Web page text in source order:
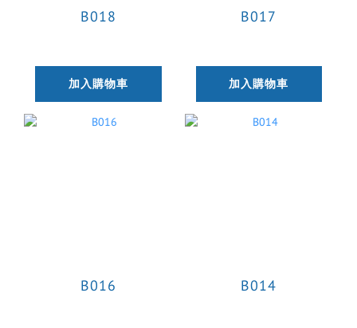
B018
加入購物車
B017
加入購物車
B016 B014